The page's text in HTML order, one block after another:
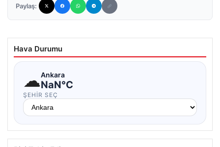
Paylaş:
Hava Durumu
☁Ankara
NaN°C
ŞEHIR SEÇ